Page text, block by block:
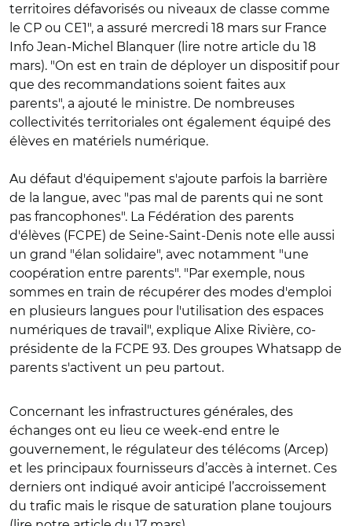
territoires défavorisés ou niveaux de classe comme
le CP ou CE1", a assuré mercredi 18 mars sur France
Info Jean-Michel Blanquer (lire notre article du 18
mars). "On est en train de déployer un dispositif pour
que des recommandations soient faites aux
parents", a ajouté le ministre. De nombreuses
collectivités territoriales ont également équipé des
élèves en matériels numérique.
Au défaut d'équipement s'ajoute parfois la barrière
de la langue, avec "pas mal de parents qui ne sont
pas francophones". La Fédération des parents
d'élèves (FCPE) de Seine-Saint-Denis note elle aussi
un grand "élan solidaire", avec notamment "une
coopération entre parents". "Par exemple, nous
sommes en train de récupérer des modes d'emploi
en plusieurs langues pour l'utilisation des espaces
numériques de travail", explique Alixe Rivière, co-
présidente de la FCPE 93. Des groupes Whatsapp de
parents s'activent un peu partout.
Concernant les infrastructures générales, des
échanges ont eu lieu ce week-end entre le
gouvernement, le régulateur des télécoms (Arcep)
et les principaux fournisseurs d’accès à internet. Ces
derniers ont indiqué avoir anticipé l’accroissement
du trafic mais le risque de saturation plane toujours